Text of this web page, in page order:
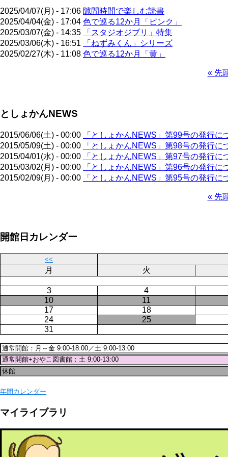
2025/04/07(月) - 17:06 隙間時間で楽しむ読書
2025/04/04(金) - 17:04 色で巡る12か月「ピンク」
2025/03/07(金) - 14:35
「スタジオジブリ」特集
2025/03/06(木) - 16:51
「ねずみくん」シリーズ
2025/02/27(木) - 11:08 色で巡る12か月「黄」
送
先
« 先
としょかんNEWS
2015/06/06(土) - 00:00
「としょかんNEWS」第99号の発行に
2015/05/09(土) - 00:00
「としょかんNEWS」第98号の発行に
2015/04/01(水) - 00:00
「としょかんNEWS」第97号の発行に
2015/03/02(月) - 00:00
「としょかんNEWS」第96号の発行に
2015/02/09(月) - 00:00
「としょかんNEWS」第95号の発行に
送
先
« 先
開館日カレンダー
<<
月 火
3
4
10
11
17
18
24
25
31
年間カレンダー
マイライブラリ